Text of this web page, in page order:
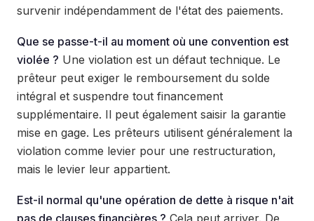
survenir indépendamment de l'état des paiements.
Que se passe-t-il au moment où une convention est
violée ? Une violation est un défaut technique. Le
prêteur peut exiger le remboursement du solde
intégral et suspendre tout financement
supplémentaire. Il peut également saisir la garantie
mise en gage. Les prêteurs utilisent généralement la
violation comme levier pour une restructuration,
mais le levier leur appartient.
Est-il normal qu'une opération de dette à risque n'ait
pas de clauses financières ? Cela peut arriver. De